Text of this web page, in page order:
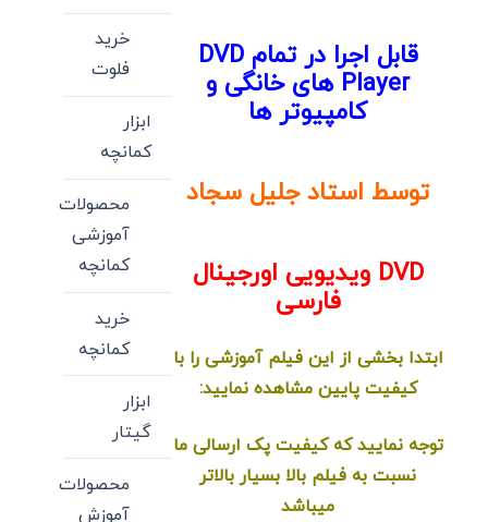
قابل اجرا در تمام DVD
Player های خانگی و
کامپیوتر ها
توسط استاد جلیل سجاد
DVD ویدیویی اورجینال
فارسی
ابتدا بخشی از این فیلم آموزشی را با
کیفیت پایین مشاهده نمایید:
توجه نمایید که کیفیت پک ارسالی ما
نسبت به فیلم بالا بسیار بالاتر
میباشد
خرید
فلوت
ابزار
کمانچه
محصولات
آموزشی
کمانچه
خرید
کمانچه
ابزار
گیتار
محصولات
آموزش